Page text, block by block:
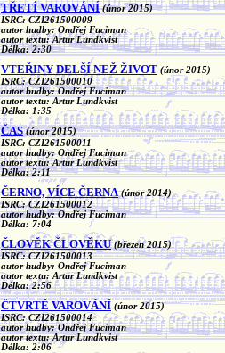
TŘETÍ VAROVÁNÍ (únor 2015)
ISRC: CZI261500009
autor hudby: Ondřej Fuciman
autor textu: Artur Lundkvist
Délka: 2:30
VTEŘINY DELŠÍ NEŽ ŽIVOT (únor 2015)
ISRC: CZI261500010
autor hudby: Ondřej Fuciman
autor textu: Artur Lundkvist
Délka: 1:35
ČAS (únor 2015)
ISRC: CZI261500011
autor hudby: Ondřej Fuciman
autor textu: Artur Lundkvist
Délka: 2:11
ČERNO, VÍCE ČERNA (únor 2014)
ISRC: CZI261500012
autor hudby: Ondřej Fuciman
Délka: 7:04
ČLOVĚK ČLOVĚKU (březen 2015)
ISRC: CZI261500013
autor hudby: Ondřej Fuciman
autor textu: Artur Lundkvist
Délka: 2:56
ČTVRTÉ VAROVÁNÍ (únor 2015)
ISRC: CZI261500014
autor hudby: Ondřej Fuciman
autor textu: Artur Lundkvist
Délka: 2:06